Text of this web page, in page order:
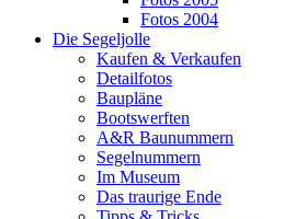
Fotos 2004
Die Segeljolle
Kaufen & Verkaufen
Detailfotos
Baupläne
Bootswerften
A&R Baunummern
Segelnummern
Im Museum
Das traurige Ende